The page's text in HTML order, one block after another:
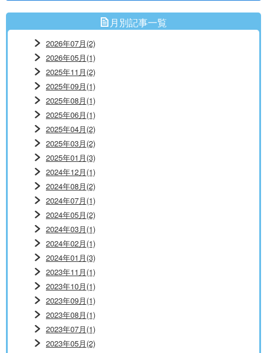
月別記事一覧
2026年07月(2)
2026年05月(1)
2025年11月(2)
2025年09月(1)
2025年08月(1)
2025年06月(1)
2025年04月(2)
2025年03月(2)
2025年01月(3)
2024年12月(1)
2024年08月(2)
2024年07月(1)
2024年05月(2)
2024年03月(1)
2024年02月(1)
2024年01月(3)
2023年11月(1)
2023年10月(1)
2023年09月(1)
2023年08月(1)
2023年07月(1)
2023年05月(2)